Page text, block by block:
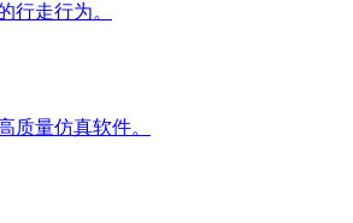
行走行为。
质量仿真软件。